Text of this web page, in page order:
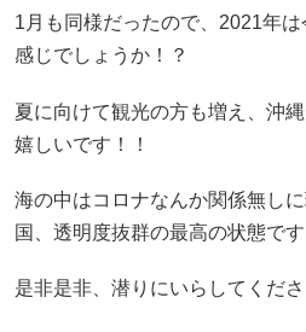
1月も同様だったので、2021年
感じでしょうか！？
夏に向けて観光の方も増え、沖
嬉しいです！！
海の中はコロナなんか関係無し
国、透明度抜群の最高の状態です
是非是非、潜りにいらしてくださ